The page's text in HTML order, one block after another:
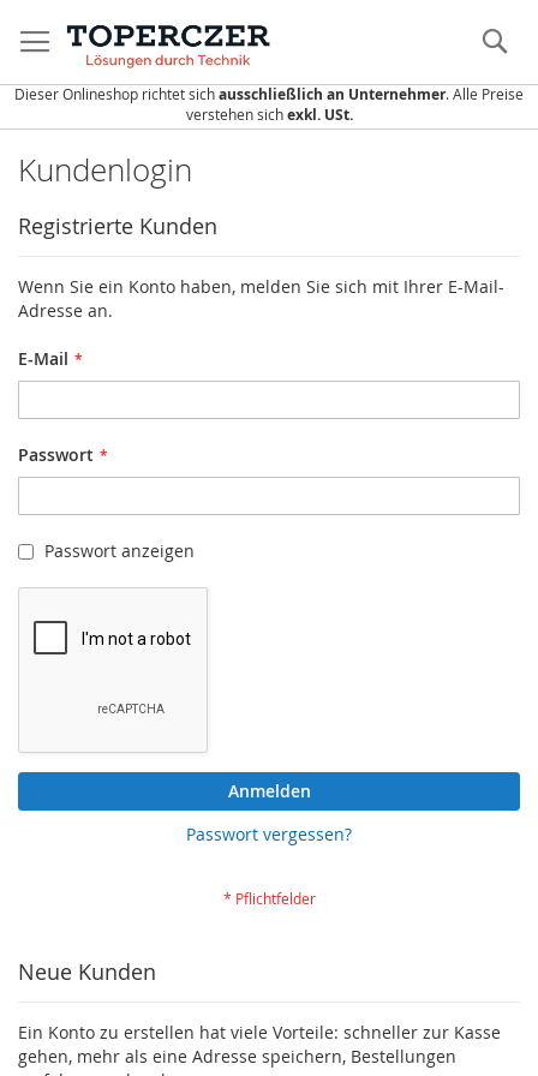
zum
Inhalt
Dieser Onlineshop richtet sichausschließlich an Unternehmer. Alle Preise
verstehen sichexkl. USt.
Kundenlogin
Registrierte Kunden
Wenn Sie ein Konto haben, melden Sie sich mit Ihrer E-Mail-
Adresse an.
E-Mail
Passwort
Passwort anzeigen
Anmelden
Passwort vergessen?
Neue Kunden
Ein Konto zu erstellen hat viele Vorteile: schneller zur Kasse
gehen, mehr als eine Adresse speichern, Bestellungen